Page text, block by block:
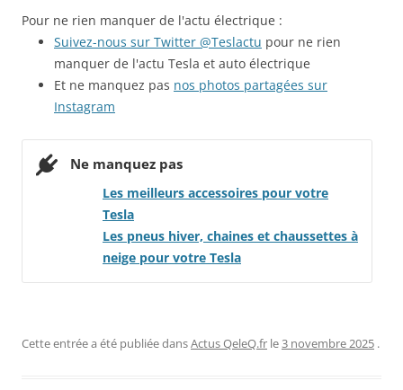
Pour ne rien manquer de l'actu électrique :
Suivez-nous sur Twitter @Teslactu pour ne rien
manquer de l'actu Tesla et auto électrique
Et ne manquez pas nos photos partagées sur
Instagram
Ne manquez pas
Les meilleurs accessoires pour votre
Tesla
Les pneus hiver, chaines et chaussettes à
neige pour votre Tesla
Cette entrée a été publiée dansActus QeleQ.fr le3 novembre 2025 .